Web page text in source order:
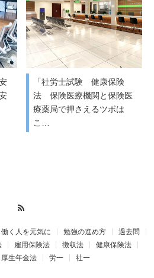
「社労士試験 健康保険
法 保険医療機関と保険医
療薬局で押さえるツボは
こ…
働く人を元気に 勉強の進め方
過去問
雇用保険法 徴収法
健康保険法
厚生年金法 労一 社一